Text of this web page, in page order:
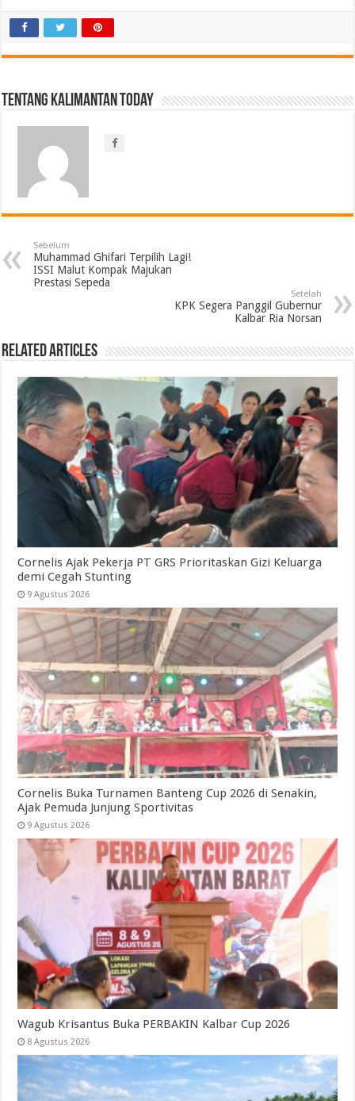
Tentang Kalimantan Today
Sebelum
Muhammad Ghifari Terpilih Lagi!
ISSI Malut Kompak Majukan
Prestasi Sepeda
Setelah
KPK Segera Panggil Gubernur
Kalbar Ria Norsan
Related Articles
Cornelis Ajak Pekerja PT GRS Prioritaskan Gizi Keluarga
demi Cegah Stunting
9 Agustus 2026
Cornelis Buka Turnamen Banteng Cup 2026 di Senakin,
Ajak Pemuda Junjung Sportivitas
9 Agustus 2026
Wagub Krisantus Buka PERBAKIN Kalbar Cup 2026
8 Agustus 2026